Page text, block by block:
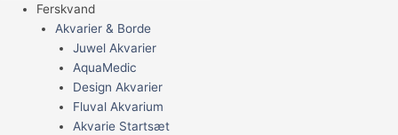
Ferskvand
Akvarier & Borde
Juwel Akvarier
AquaMedic
Design Akvarier
Fluval Akvarium
Akvarie Startsæt